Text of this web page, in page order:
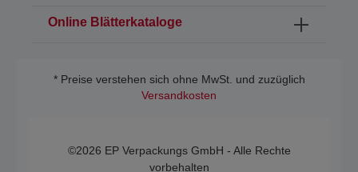
Online Blätterkataloge
* Preise verstehen sich ohne MwSt. und zuzüglich
Versandkosten
©2026 EP Verpackungs GmbH - Alle Rechte
vorbehalten